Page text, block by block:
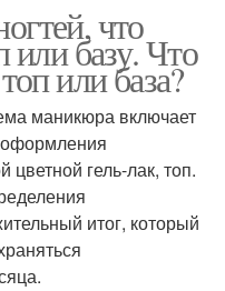
что
или базу. Что
или база?
маникюра включает
цветной гель-лак, топ.
итог, который